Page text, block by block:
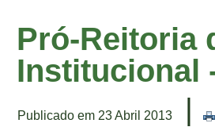
Pró-Reitoria
Institucional
Publicado em 23 Abril 2013 |